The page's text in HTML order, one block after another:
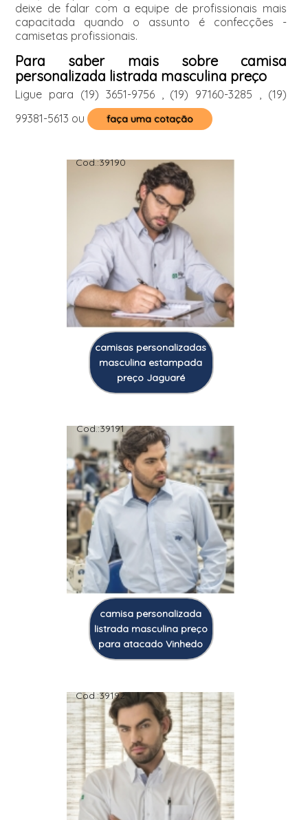
deixe de falar com a equipe de profissionais mais
capacitada quando o assunto é confecções -
camisetas profissionais.
Para saber mais sobre camisa
personalizada listrada masculina preço
Ligue para (19) 3651-9756, (19) 97160-3285 , (19)
99381-5613 ou faça uma cotação
Cod.:39190
camisas personalizadas
masculina estampada
preço Jaguaré
Cod.:39191
camisa personalizada
listrada masculina preço
para atacado Vinhedo
Cod.:39192